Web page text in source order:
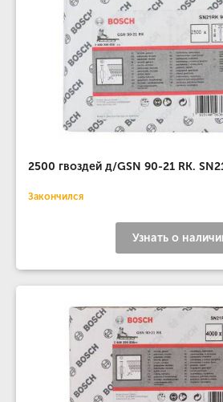
2500 гвоздей д/GSN 90-21 RK.
Закончился
Узнать о